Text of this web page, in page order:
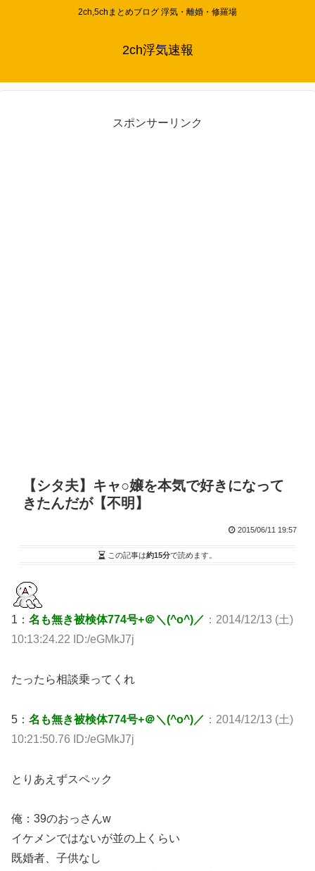
2ch,5chまとめブログ 浮気・離婚・修羅場
2ch浮気速報
スポンサーリンク
【シタ夫】キャ○嬢を本気で好きになって
きたんだが【不明】
2015/06/11 19:57
この記事は約15分で読めます。
1： 名も無き被検体774号+＠＼(^o^)／ ：2014/12/13 (土)
10:13:24.22 ID:/eGMkJ7j
たったら相談乗ってくれ
5： 名も無き被検体774号+＠＼(^o^)／ ：2014/12/13 (土)
10:21:50.76 ID:/eGMkJ7j
とりあえずスペック
俺：39のおっさんw
イケメンではないが並の上くらい
既婚者、子供なし